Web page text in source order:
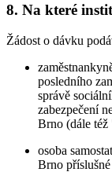
8. Na které
Žádost o dávku
posledního
správě
zabezpečení
Brno (dále
osoba
Brno